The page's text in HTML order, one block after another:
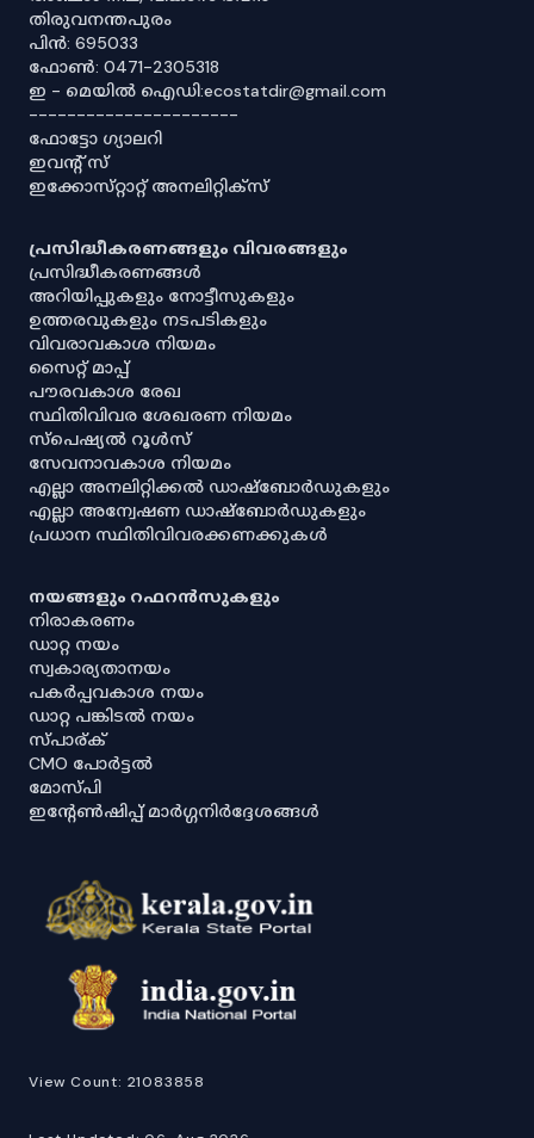
തിരുവനന്തപുരം
പിൻ: 695033
ഫോൺ: 0471-2305318
ഇ - മെയിൽ ഐഡി:ecostatdir@gmail.com
----------------------
ഫോട്ടോ ഗ്യാലറി
ഇവൻ്റ് സ്
ഇക്കോസ്‌റ്റാറ്റ് അനലിറ്റിക്‌സ്
പ്രസിദ്ധീകരണങ്ങളും വിവരങ്ങളും
പ്രസിദ്ധീകരണങ്ങൾ
അറിയിപ്പുകളും നോട്ടീസുകളും
ഉത്തരവുകളും നടപടികളും
വിവരാവകാശ നിയമം
സൈറ്റ് മാപ്പ്
പൗരവകാശ രേഖ
സ്ഥിതിവിവര ശേഖരണ നിയമം
സ്‌പെഷ്യൽ റൂൾസ്
സേവനാവകാശ നിയമം
എല്ലാ അനലിറ്റിക്കൽ ഡാഷ്‌ബോർഡുകളും
എല്ലാ അന്വേഷണ ഡാഷ്‌ബോർഡുകളും
പ്രധാന സ്ഥിതിവിവരക്കണക്കുകൾ
നയങ്ങളും റഫറൻസുകളും
നിരാകരണം
ഡാറ്റ നയം
സ്വകാര്യതാനയം
പകർപ്പവകാശ നയം
ഡാറ്റ പങ്കിടൽ നയം
സ്പാര്ക്
CMO പോർട്ടൽ
മോസ്പി
ഇൻ്റേൺഷിപ്പ് മാർഗ്ഗനിർദ്ദേശങ്ങൾ
View Count: 21083858